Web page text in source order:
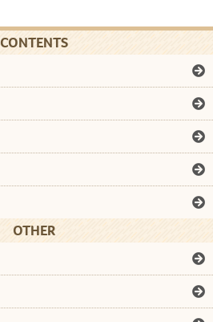
CONTENTS
OTHER